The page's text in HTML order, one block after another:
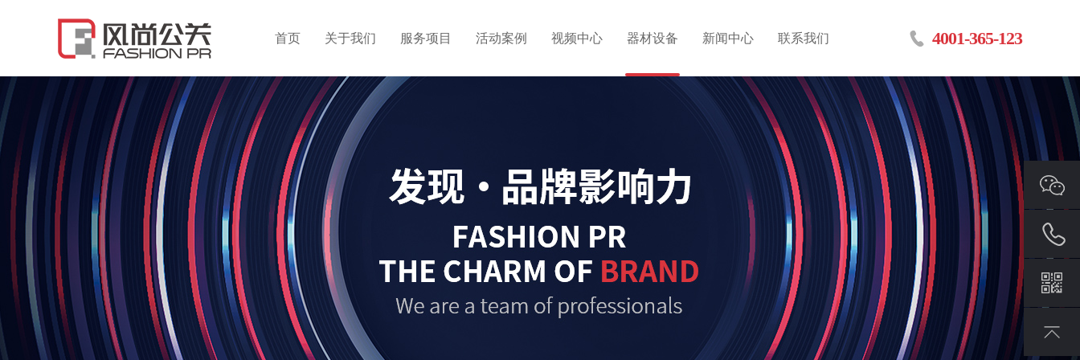
首页 关于我们 服务项目 活动案例 视频中心 器材设备 新闻中心 联系我们 4001-365-123